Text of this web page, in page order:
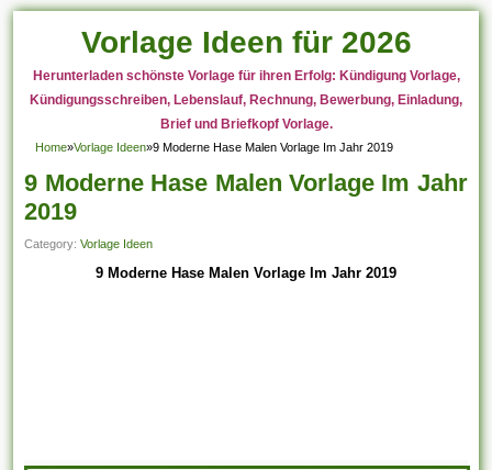
Vorlage Ideen für 2026
Herunterladen schönste Vorlage für ihren Erfolg: Kündigung Vorlage,
Kündigungsschreiben, Lebenslauf, Rechnung, Bewerbung, Einladung,
Brief und Briefkopf Vorlage.
Home»Vorlage Ideen»9 Moderne Hase Malen Vorlage Im Jahr 2019
9 Moderne Hase Malen Vorlage Im Jahr
2019
Category:Vorlage Ideen
9 Moderne Hase Malen Vorlage Im Jahr 2019